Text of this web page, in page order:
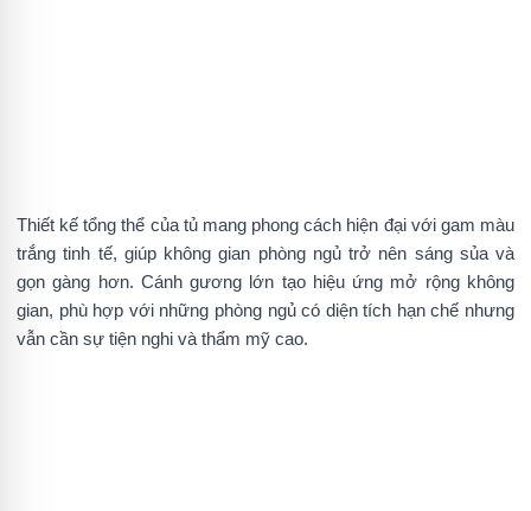
Thiết kế tổng thể của tủ mang phong cách hiện đại với gam màu
trắng tinh tế, giúp không gian phòng ngủ trở nên sáng sủa và
gọn gàng hơn. Cánh gương lớn tạo hiệu ứng mở rộng không
gian, phù hợp với những phòng ngủ có diện tích hạn chế nhưng
vẫn cần sự tiện nghi và thẩm mỹ cao.